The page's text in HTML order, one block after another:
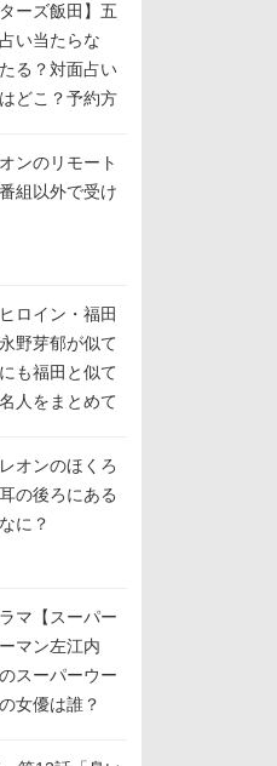
ターズ飯田】五
い当たらな
る？対面占い
どこ？予約方
ンのリモート
組以外で受け
ロイン・福田
野芽郁が似て
も福田と似て
人をまとめて
レオンのほくろ
の後ろにある
に？
マ【スーパー
マン左江内
スーパーウー
女優は誰？